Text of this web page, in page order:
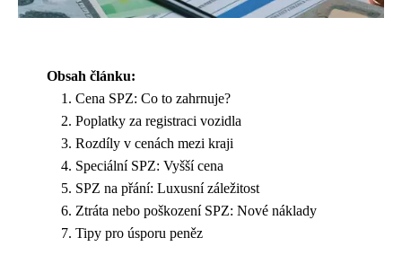
Obsah článku:
Cena SPZ: Co to zahrnuje?
Poplatky za registraci vozidla
Rozdíly v cenách mezi kraji
Speciální SPZ: Vyšší cena
SPZ na přání: Luxusní záležitost
Ztráta nebo poškození SPZ: Nové náklady
Tipy pro úsporu peněz